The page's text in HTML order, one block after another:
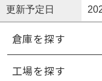
更新予定日
倉庫を探す
工場を探す